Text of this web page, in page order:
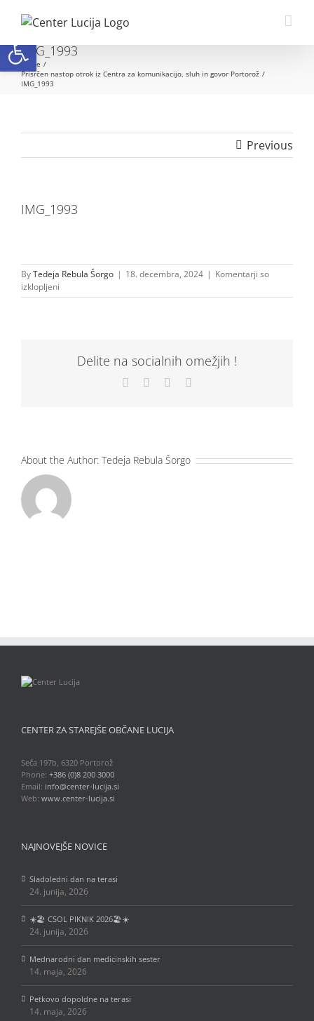
content
IMG_1993
Home
Prisrčen nastop otrok iz Centra za komunikacijo, sluh in govor Portorož
IMG_1993
Previous
IMG_1993
ByTedeja Rebula Šorgo | 18. decembra, 2024 | Komentarji so
izklopljeni
IMG_1993
Delite na socialnih omežjih !
Facebook LinkedIn
About the Author: Tedeja Rebula Šorgo
CENTER ZA STAREJŠE OBČANE LUCIJA
Seča 197b, 6320 Portorož
Phone: +386 (0)8 200 3000
Email: info@center-lucija.si
Web: www.center-lucija.si
NAJNOVEJŠE NOVICE
Sladoledni dan na terasi
24. junija, 2026
☀️🏖️ CSOL PIKNIK 2026🏖️☀️
24. junija, 2026
Mednarodni dan medicinskih sester
14. maja, 2026
Petkovo dopoldne na terasi
14. maja, 2026
Open toolbar